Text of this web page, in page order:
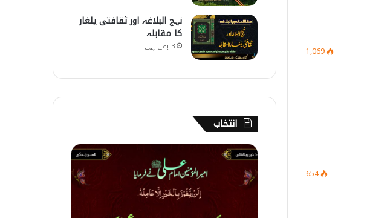
1,069
654
نہج البلاغہ اور ثقافتی یلغار
کا مقابلہ
3 ہفتے پہلے
انتخاب
1
0
4